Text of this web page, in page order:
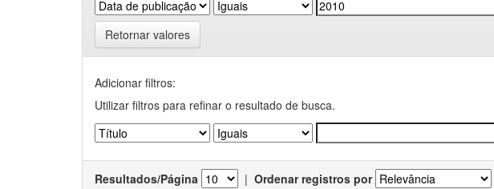
Retornar valores
Adicionar filtros:
Utilizar filtros para refinar o resultado de busca.
Resultados/Página | Ordenar registros por